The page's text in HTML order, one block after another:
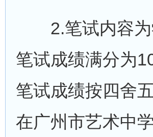
2.笔试内容为
笔试成绩满分为
笔试成绩按四舍
在广州市艺术中